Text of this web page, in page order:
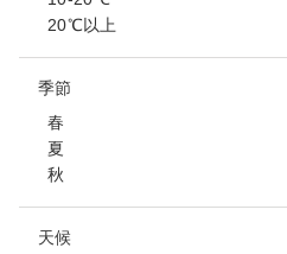
20℃以上
季節
春
夏
秋
天候